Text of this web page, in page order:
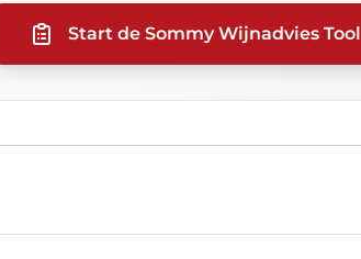
Start de Sommy Wijnadvies Tool